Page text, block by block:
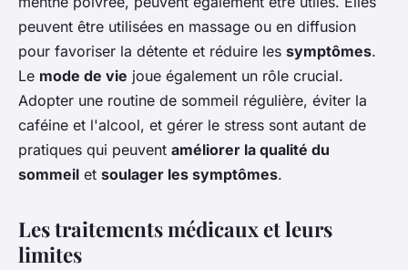
peuvent être utilisées en massage ou en diffusion
pour favoriser la détente et réduire les symptômes.
Le mode de vie joue également un rôle crucial.
Adopter une routine de sommeil régulière, éviter la
caféine et l'alcool, et gérer le stress sont autant de
pratiques qui peuvent améliorer la qualité du
sommeil et soulager les symptômes.
Les traitements médicaux et leurs
limites